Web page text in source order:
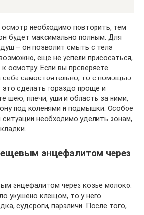
необходимо повторить, тем
будет максимально полным. Для
– он позволит смыть с тела
еще не успели присосаться,
осмотру. Если вы проверяете
себе самостоятельно, то с помощью
это сделать гораздо проще и
шею, плечи, уши и область за ними,
под коленями и подмышки. Особое
ситуации необходимо уделить зонам,
энцефалитом через
энцефалитом через козье молоко.
укушено клещом, то у него
судороги, параличи. После того,